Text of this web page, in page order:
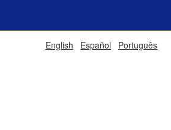
English Español Português